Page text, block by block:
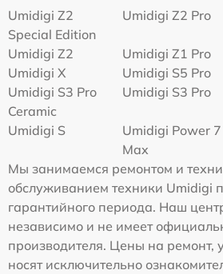
Umidigi Z2
Special Edition
Umidigi Z2 Pro
Umidigi Z2
Umidigi Z1 Pro
Umidigi X
Umidigi S5 Pro
Umidigi S3 Pro
Ceramic
Umidigi S3 Pro
Umidigi S
Umidigi Power 7
Max
Мы занимаемся ремонтом и
обслуживанием техники Umidigi
гарантийного периода. Наш
независимо и не имеет
производителя. Цены на ремонт,
носят исключительно